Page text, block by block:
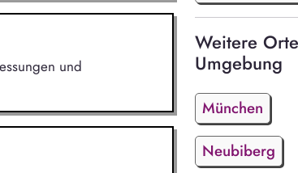
und
Weitere
Umgebung
München
Neubiberg